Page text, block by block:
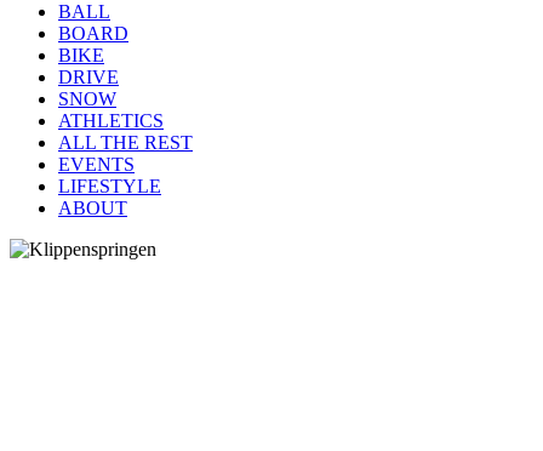
BALL
BOARD
BIKE
DRIVE
SNOW
ATHLETICS
ALL THE REST
EVENTS
LIFESTYLE
ABOUT